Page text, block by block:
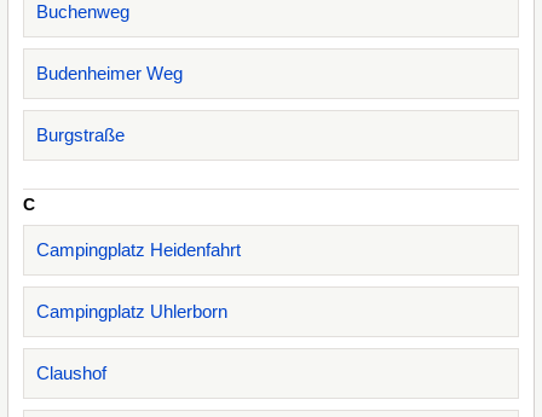
Buchenweg
Budenheimer Weg
Burgstraße
C
Campingplatz Heidenfahrt
Campingplatz Uhlerborn
Claushof